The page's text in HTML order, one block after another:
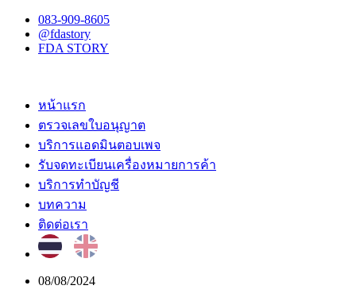
083-909-8605
@fdastory
FDA STORY
หน้าแรก
ตรวจเลขใบอนุญาต
บริการแอดมินตอบเพจ
รับจดทะเบียนเครื่องหมายการค้า
บริการทำบัญชี
บทความ
ติดต่อเรา
08/08/2024